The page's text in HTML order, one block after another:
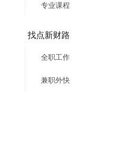
专业课程
找点新财路
全职工作
兼职外快